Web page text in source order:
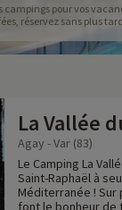
pour vos
réservez sans plus
La Vallée
Agay - Var (83)
Le Camping La
Saint-Raphaël à
Méditerranée !
font le bonheur de